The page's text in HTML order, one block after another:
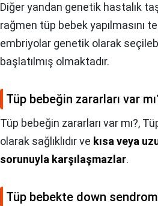
Diğer yandan genetik hastalık
rağmen tüp bebek yapılmasını
embriyolar genetik olarak
başlatılmış olmaktadır.
Tüp bebeğin zararları var
Tüp bebeğin zararları var mı?,
olarak sağlıklıdır ve kısa veya
sorunuyla karşılaşmazlar.
Tüp bebekte down